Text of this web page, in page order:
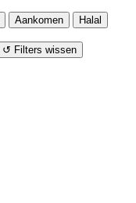
Aankomen Halal
↺ Filters wissen